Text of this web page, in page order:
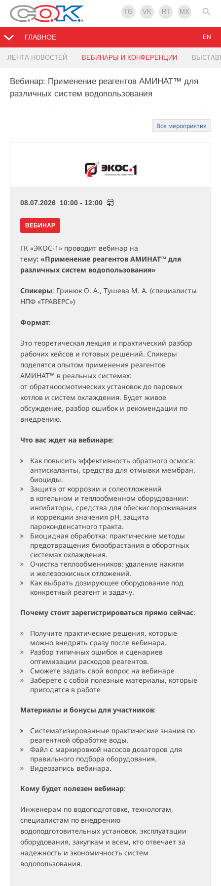
TG VK RT MX
ГЛАВНОЕ
ЛЕНТА НОВОСТЕЙ ВЕБИНАРЫ И КОНФЕРЕНЦИИ
EN
Вебинар: Применение реагентов АМИНАТ™ для
различных систем водопользования
Все мероприятия
08.07.2026 10:00 - 12:00
ВЕБИНАР
ГК «ЭКОС-1» проводит вебинар на
тему: «Применение реагентов АМИНАТ™ для
различных систем водопользования»
Спикеры: Гринюк О. А., Тушева М. А. (специалисты
НПФ «ТРАВЕРС»)
Формат:
Это теоретическая лекция и практический разбор
рабочих кейсов и готовых решений. Спикеры
поделятся опытом применения реагентов
АМИНАТ™ в реальных системах:
от обратноосмотических установок до паровых
котлов и систем охлаждения. Будет живое
обсуждение, разбор ошибок и рекомендации по
внедрению.
Что вас ждет на вебинаре:
Как повысить эффективность обратного осмоса:
антискаланты, средства для отмывки мембран,
биоциды.
Защита от коррозии и солеотложений
в котельном и теплообменном оборудовании:
ингибиторы, средства для обескислороживания
и коррекции значения pH, защита
пароконденсатного тракта.
Биоцидная обработка: практические методы
предотвращения биообрастания в оборотных
системах охлаждения.
Очистка теплообменников: удаление накипи
и железоокисных отложений.
Как выбрать дозирующее оборудование под
конкретный реагент и задачу.
Почему стоит зарегистрироваться прямо сейчас:
Получите практические решения, которые
можно внедрять сразу после вебинара.
Разбор типичных ошибок и сценариев
оптимизации расходов реагентов.
Сможете задать свой вопрос на вебинаре
Заберете с собой полезные материалы, которые
пригодятся в работе
Материалы и бонусы для участников:
Систематизированные практические знания по
реагентной обработке воды.
Файл с маркировкой насосов дозаторов для
правильного подбора оборудования.
Видеозапись вебинара.
Кому будет полезен вебинар:
Инженерам по водоподготовке, технологам,
специалистам по внедрению
водоподготовительных установок, эксплуатации
оборудования, закупкам и всем, кто отвечает за
надежность и экономичность систем
водопользования.